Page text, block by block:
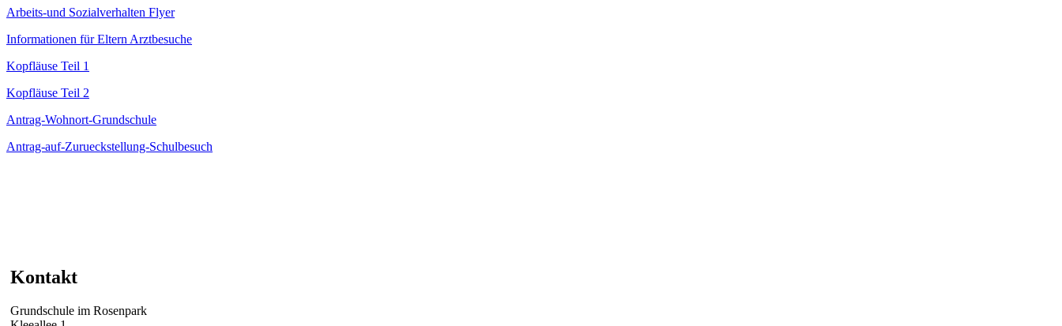
Arbeits-und Sozialverhalten Flyer
Informationen für Eltern Arztbesuche
Kopfläuse Teil 1
Kopfläuse Teil 2
Antrag-Wohnort-Grundschule
Antrag-auf-Zurueckstellung-Schulbesuch
Kontakt
Grundschule im Rosenpark